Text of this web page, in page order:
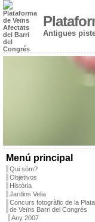
Antigues
Menú principal
Qui sóm?
Objetivos
Història
Jardins Velia
Concurs fotogràfic de la
de Veïns Barri del Congrés
Any 2007